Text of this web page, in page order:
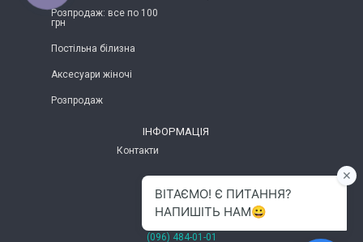
Розпродаж: все по 100
грн
Постільна білизна
Аксесуари жіночі
Розпродаж
ІНФОРМАЦІЯ
Контакти
(096) 484-01-01